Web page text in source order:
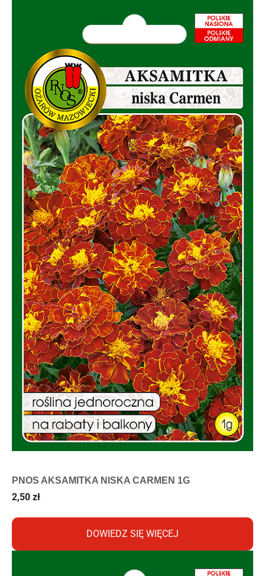
PNOS AKSAMITKA NISKA CARMEN 1G
2,50 zł
DOWIEDZ SIĘ WIĘCEJ